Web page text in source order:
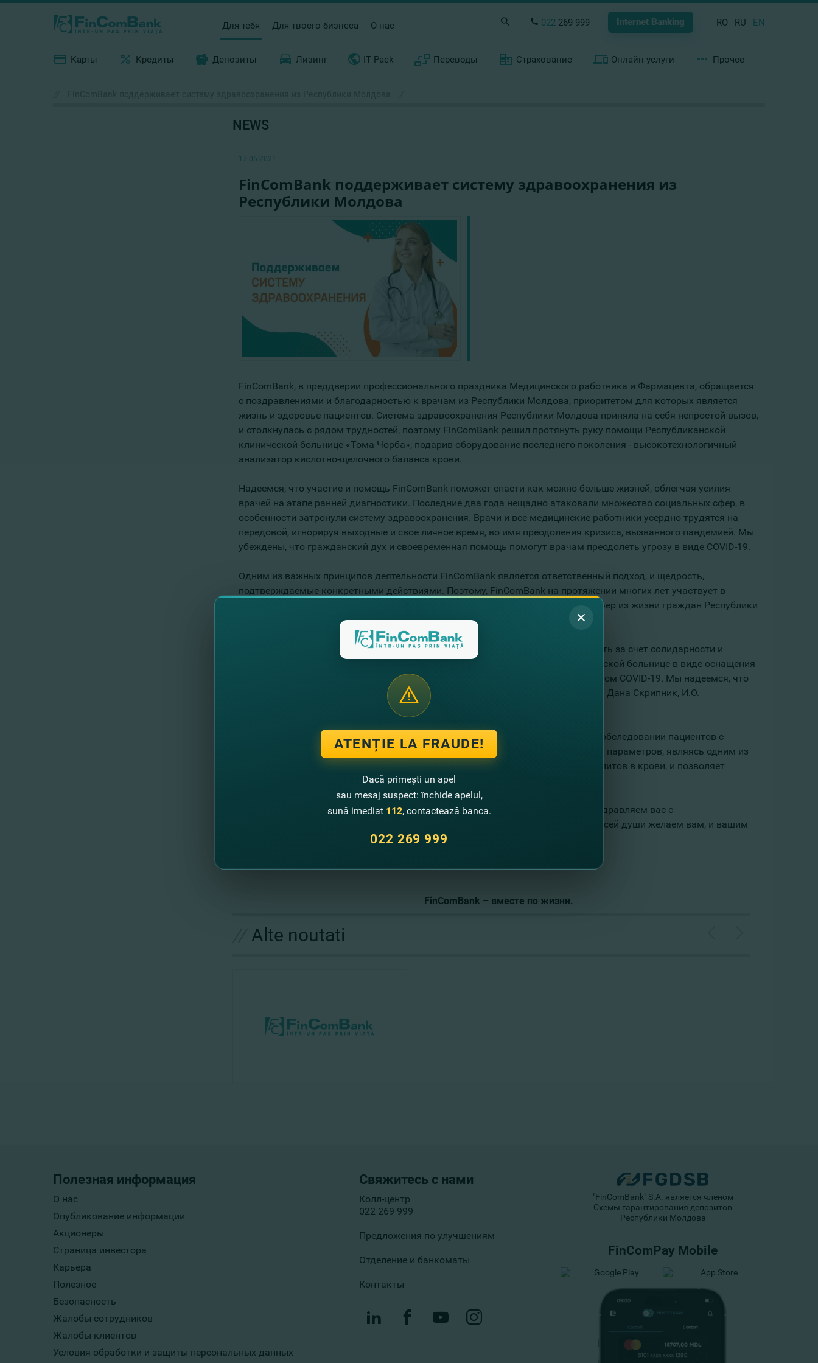
Для тебя Для твоего бизнеса О нас 022 269 999 Internet Banking RO RU EN
Карты Кредиты Депозиты Лизинг IT Pack Переводы Страхование Онлайн услуги Прочее
NEWS
17.06.2021
FinComBank поддерживает систему здравоохранения из
Республики Молдова
FinComBank, в преддверии профессионального праздника Медицинского работника и Фармацевта, обращается
с поздравлениями и благодарностью к врачам из Республики Молдова, приоритетом для которых является
жизнь и здоровье пациентов. Система здравоохранения Республики Молдова приняла на себя непростой вызов,
и столкнулась с рядом трудностей, поэтому FinComBank решил протянуть руку помощи Республиканской
клинической больнице «Тома Чорба», подарив оборудование последнего поколения - высокотехнологичный
анализатор кислотно-щелочного баланса крови.
Надеемся, что участие и помощь FinComBank поможет спасти как можно больше жизней, облегчая усилия
врачей на этапе ранней диагностики. Последние два года нещадно атаковали множество социальных сфер, в
особенности затронули систему здравоохранения. Врачи и все медицинские работники усердно трудятся на
передовой, игнорируя выходные и свое личное время, во имя преодоления кризиса, вызванного пандемией. Мы
убеждены, что гражданский дух и своевременная помощь помогут врачам преодолеть угрозу в виде COVID-19.
Одним из важных принципов деятельности FinComBank является ответственный подход, и щедрость,
подтверждаемые конкретными действиями. Поэтому, FinComBank на протяжении многих лет участвует в
социальных проектах, призванных обеспечить поддержку жизненно важных сфер из жизни граждан Республики
«Социальный и медицинский коллапс, вызванный пандемией, можно преодолеть за счет солидарности и
участия. Для нас большая честь оказать поддержку Республиканской клинической больнице в виде оснащения
высокотехнологичным оборудованием, необходимым для пациентов с диагнозом COVID-19. Мы надеемся, что
вклад FinComBank поможет здравоохранению в борьбе с недугом.», - отметила Дана Скрипник, И.О.
Председателя Правления Банка.
Анализатор кислотно-щелочного баланса крови незаменим при медицинском обследовании пациентов с
диагнозом COVID-19 из отделений интенсивной терапии. Он оценивает около 27 параметров, являясь одним из
самых быстрых систем для определения уровня газов, электролитов и метаболитов в крови, и позволяет
оперативно поставить правильный диагноз пациенту.
Уважаемые работники системы здравоохранения из Республики Молдова, поздравляем вас с
профессиональным праздником! Благодарим за ваш титанический труд, и от всей души желаем вам, и вашим
FinComBank – вместе по жизни.
Alte noutati
Полезная информация
О нас
Опубликование информации
Акционеры
Страница инвестора
Карьера
Полезное
Безопасность
Жалобы сотрудников
Жалобы клиентов
Условия обработки и защиты персональных данных
Свяжитесь с нами
Колл-центр
022 269 999
Предложения по улучшениям
Отделение и банкоматы
Контакты
"FinComBank" S.A. является членом
Схемы гарантирования депозитов
Республики Молдова
FinComPay Mobile
ATENȚIE LA FRAUDE!
Dacă primești un apel
sau mesaj suspect: închide apelul,
sună imediat 112, contactează banca.
022 269 999